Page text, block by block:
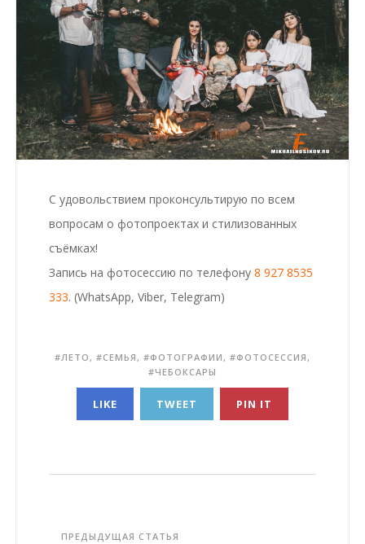
С удовольствием проконсультирую по всем
вопросам о фотопроектах и стилизованных
съёмках!
Запись на фотосессию по телефону 8 927 8535
333. (WhatsApp, Viber, Telegram)
ЛЕТО, СЕМЬЯ, ФОТОГРАФИИ, ФОТОСЕССИЯ,
ЧЕБОКСАРЫ
LIKE TWEET PIN IT
ПРЕДЫДУЩАЯ СТАТЬЯ